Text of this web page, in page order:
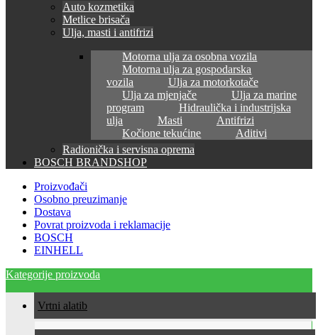
Auto kozmetika
Metlice brisača
Ulja, masti i antifrizi
Motorna ulja za osobna vozila
Motorna ulja za gospodarska
vozila
Ulja za motorkotače
Ulja za mjenjače
Ulja za marine
program
Hidraulička i industrijska
ulja
Masti
Antifrizi
Kočione tekućine
Aditivi
Radionička i servisna oprema
BOSCH BRANDSHOP
Proizvođači
Osobno preuzimanje
Dostava
Povrat proizvoda i reklamacije
BOSCH
EINHELL
Kategorije proizvoda
Vrtni alati